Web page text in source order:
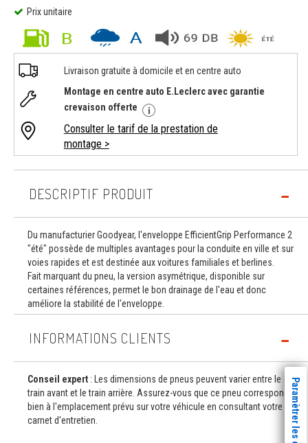
Prix unitaire
Livraison gratuite à domicile et en centre auto
Montage en centre auto E.Leclerc avec garantie
crevaison offerte
Consulter le tarif de la prestation de
montage >
DESCRIPTIF PRODUIT
Du manufacturier Goodyear, l'enveloppe EfficientGrip Performance 2
"été" possède de multiples avantages pour la conduite en ville et sur
voies rapides et est destinée aux voitures familiales et berlines.
Fait marquant du pneu, la version asymétrique, disponible sur
certaines références, permet le bon drainage de l'eau et donc
améliore la stabilité de l'enveloppe.
INFORMATIONS CLIENTS
Conseil expert : Les dimensions de pneus peuvent varier entre le
train avant et le train arrière. Assurez-vous que ce pneu correspond
bien à l'emplacement prévu sur votre véhicule en consultant votre
carnet d'entretien.